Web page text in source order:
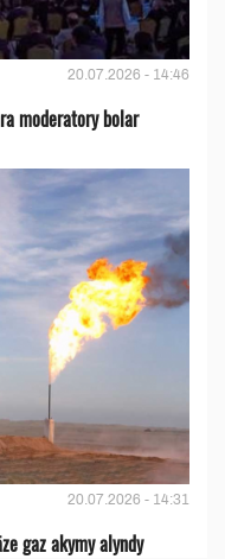
20.07.2026 - 14:46
moderatory bolar
20.07.2026 - 14:31
gaz akymy alyndy